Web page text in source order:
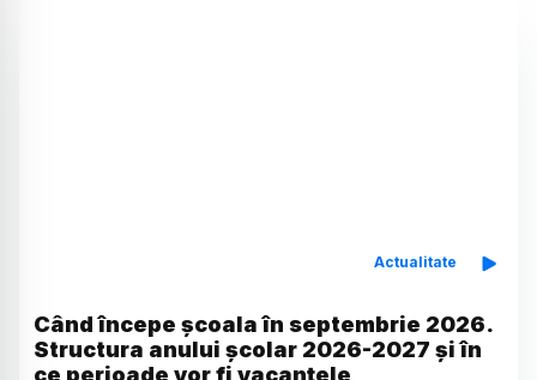
Actualitate
Când începe școala în septembrie 2026.
Structura anului școlar 2026-2027 și în
ce perioade vor fi vacanțele